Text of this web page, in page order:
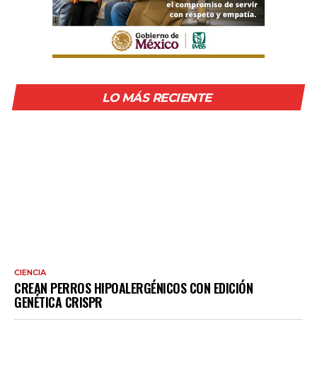
LO MÁS RECIENTE
CIENCIA
CREAN PERROS HIPOALERGÉNICOS CON EDICIÓN
GENÉTICA CRISPR